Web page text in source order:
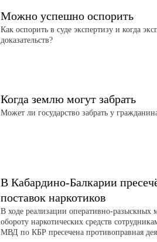
Можно успешно оспорить
Как оспорить в суде экспертизу и когда
доказательств?
Когда землю могут забрать
Может ли государство забрать у
В Кабардино-Балкарии
поставок наркотиков
В ходе реализации оперативно-
обороту наркотических средств
МВД по КБР пресечена противоправная